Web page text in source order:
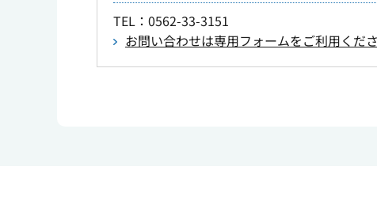
TEL ：0562-33-3151
お問い合わせは専用フォームをご利用くだ